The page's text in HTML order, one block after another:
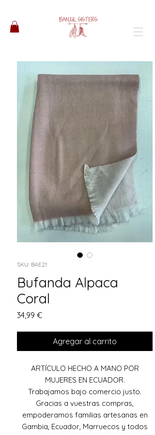
SKU: BAE21
Bufanda Alpaca
Coral
34,99 €Precio
Agregar al carrito
ARTÍCULO HECHO A MANO POR
MUJERES EN ECUADOR.
Trabajamos bajo comercio justo.
Gracias a vuestras compras,
empoderamos familias artesanas en
Gambia, Ecuador, Marruecos y todos